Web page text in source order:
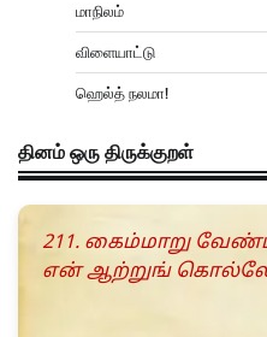
மாநிலம்
விளையாட்டு
ஹெல்த் நலமா!
தினம் ஒரு திருக்குறள்
211. கைம்மாறு
என் ஆற்றுங்